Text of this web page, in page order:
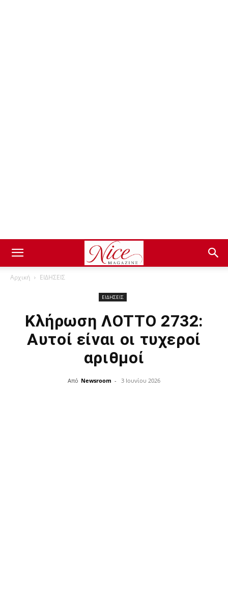
Αρχική ΕΙΔΗΣΕΙΣ
ΕΙΔΗΣΕΙΣ
Κλήρωση ΛΟΤΤΟ 2732:
Αυτοί είναι οι τυχεροί
αριθμοί
Από Newsroom - 3 Ιουνίου 2026